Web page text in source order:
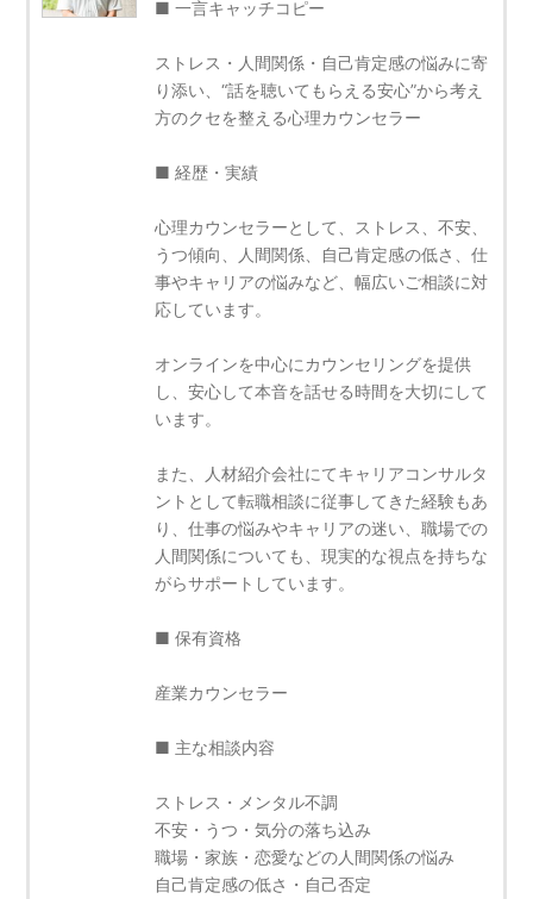
■ 一言キャッチコピー
ストレス・人間関係・自己肯定感の悩みに寄
り添い、“話を聴いてもらえる安心”から考え
方のクセを整える心理カウンセラー
■ 経歴・実績
心理カウンセラーとして、ストレス、不安、
うつ傾向、人間関係、自己肯定感の低さ、仕
事やキャリアの悩みなど、幅広いご相談に対
応しています。
オンラインを中心にカウンセリングを提供
し、安心して本音を話せる時間を大切にして
います。
また、人材紹介会社にてキャリアコンサルタ
ントとして転職相談に従事してきた経験もあ
り、仕事の悩みやキャリアの迷い、職場での
人間関係についても、現実的な視点を持ちな
がらサポートしています。
■ 保有資格
産業カウンセラー
■ 主な相談内容
ストレス・メンタル不調
不安・うつ・気分の落ち込み
職場・家族・恋愛などの人間関係の悩み
自己肯定感の低さ・自己否定